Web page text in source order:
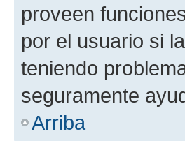
proveen
por el usuario si
teniendo
seguramente
Arriba